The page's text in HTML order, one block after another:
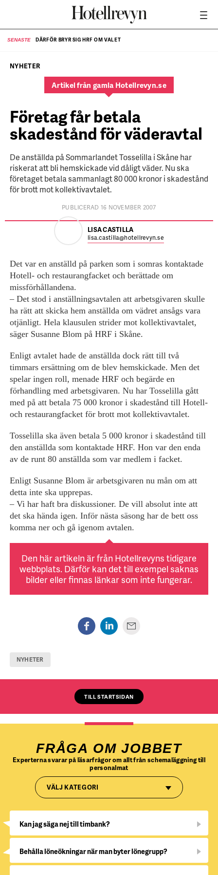
SENASTE DÄRFÖR BRYR SIG HRF OM VALET
NYHETER
Artikel från gamla Hotellrevyn.se
Företag får betala
skadestånd för väderavtal
De anställda på Sommarlandet Tosselilla i Skåne har
riskerat att bli hemskickade vid dåligt väder. Nu ska
företaget betala sammanlagt 80 000 kronor i skadestånd
för brott mot kollektivavtalet.
PUBLICERAD 16 NOVEMBER 2007
LISA CASTILLA
lisa.castilla@hotellrevyn.se
Det var en anställd på parken som i somras kontaktade
Hotell- och restaurangfacket och berättade om
missförhållandena.
– Det stod i anställningsavtalen att arbetsgivaren skulle
ha rätt att skicka hem anställda om vädret ansågs vara
otjänligt. Hela klausulen strider mot kollektivavtalet,
säger Susanne Blom på HRF i Skåne.
Enligt avtalet hade de anställda dock rätt till två
timmars ersättning om de blev hemskickade. Men det
spelar ingen roll, menade HRF och begärde en
förhandling med arbetsgivaren. Nu har Tosselilla gått
med på att betala 75 000 kronor i skadestånd till Hotell-
och restaurangfacket för brott mot kollektivavtalet.
Tosselilla ska även betala 5 000 kronor i skadestånd till
den anställda som kontaktade HRF. Hon var den enda
av de runt 80 anställda som var medlem i facket.
Enligt Susanne Blom är arbetsgivaren nu mån om att
detta inte ska upprepas.
– Vi har haft bra diskussioner. De vill absolut inte att
det ska hända igen. Inför nästa säsong har de bett oss
komma ner och gå igenom avtalen.
Den här artikeln är från Hotellrevyns tidigare
webbplats. Därför kan det till exempel saknas
bilder eller finnas länkar som inte fungerar.
NYHETER
TILL STARTSIDAN
FRÅGA OM JOBBET
Experterna svarar på läsarfrågor om allt från schemaläggning till
personalmat
VÄLJ KATEGORI
Kan jag säga nej till timbank?
Behålla löneökningar när man byter lönegrupp?